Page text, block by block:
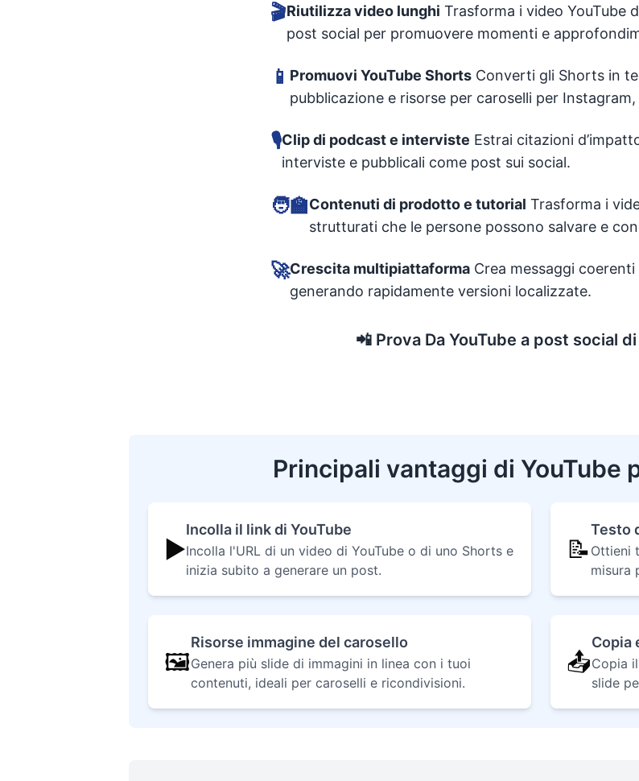
🎬Riutilizza video lunghi Trasforma i video YouTube
post social per promuovere momenti e
📱 Promuovi YouTube Shorts Converti gli Shorts in
pubblicazione e risorse per caroselli per
🎙️Clip di podcast e interviste Estrai citazioni
interviste e pubblicali come post sui social.
🧑‍🏫Contenuti di prodotto e tutorial Trasforma i
strutturati che le persone possono salvare e
🚀Crescita multipiattaforma Crea messaggi
generando rapidamente versioni localizzate.
📲 Prova Da YouTube a post social
Principali vantaggi di YouTube
▶️
Incolla il link di YouTube
Incolla l'URL di un video di YouTube o di uno Shorts e
inizia subito a generare un post.
📝
Testo
Ottieni
misura
🖼️
Risorse immagine del carosello
Genera più slide di immagini in linea con i tuoi
contenuti, ideali per caroselli e ricondivisioni.
📤
Copia
Copia
slide